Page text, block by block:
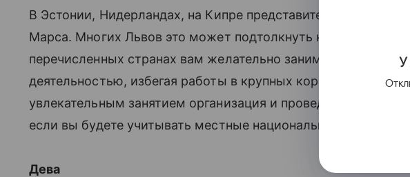
В Эстонии, Нидерландах, на Кипре представители вашего
Марса. Многих Львов это может подтолкнуть к открытию
перечисленных странах вам желательно заниматься именно
деятельностью, избегая работы в крупных корпорациях.
увлекательным занятием организация и проведение
если вы будете учитывать местные национальные традиции.
Дева
У